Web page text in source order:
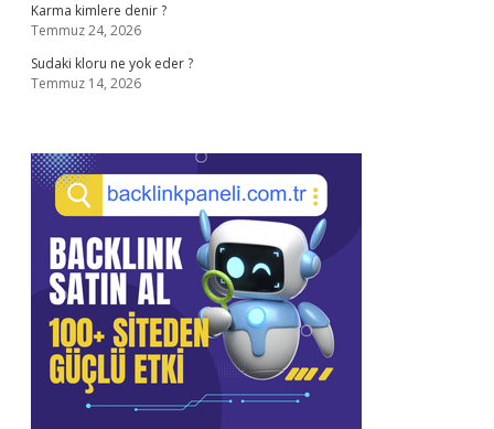
Karma kimlere denir ?
Temmuz 24, 2026
Sudaki kloru ne yok eder ?
Temmuz 14, 2026